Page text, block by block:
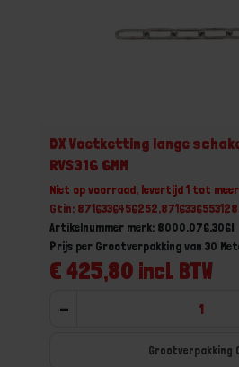
DX Voetketting lange
RVS316 6MM
Niet op voorraad, levertijd 1 tot
Gtin:
Artikelnummer merk: 8000.076.306I
€ 425,80 incl. BTW
Prijs per Grootverpakking van 30
-
Grootverpakking